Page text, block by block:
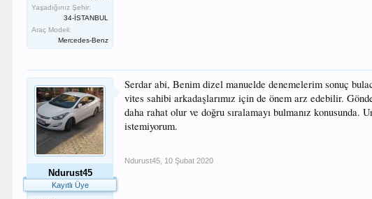
Yaşadığınız Şehir:
34-İSTANBUL
Araç Modeli:
Mercedes-Benz
Ndurust45
Kayıtlı Üye
Serdar abi, Benim dizel manuelde denemelerim sonuç
vites sahibi arkadaşlarımız için de önem arz edebilir.
daha rahat olur ve doğru sıralamayı bulmanız konusunda.
istemiyorum.
Ndurust45 10 Şubat 2020